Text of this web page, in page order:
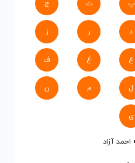
پ ت ج
د ر ز
ع غ ف
ل م ن
ی
احمد آزاد